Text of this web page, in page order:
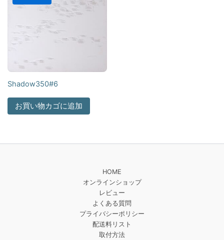
Shadow350#6
お買い物カゴに追加
HOME
オンラインショップ
レビュー
よくある質問
プライバシーポリシー
配送料リスト
取付方法